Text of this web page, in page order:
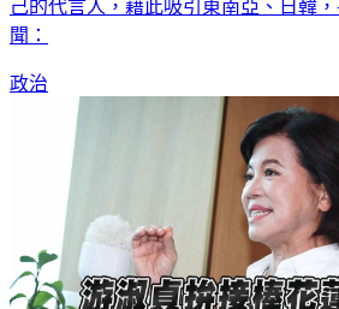
己的代言人，藉此吸引東南亞、日韓
聞：
政治